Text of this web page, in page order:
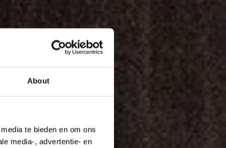
About
te bieden en om ons
media-, advertentie- en